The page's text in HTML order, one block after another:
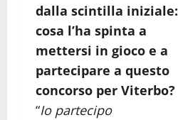
dalla scintilla iniziale:
cosa l’ha spinta a
mettersi in gioco e a
partecipare a questo
concorso per Viterbo?
“Io partecipo